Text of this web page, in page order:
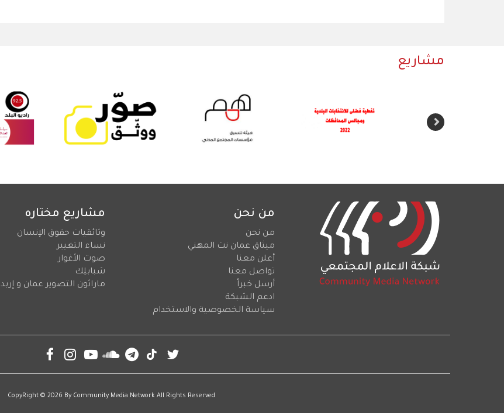
مشاريع
من نحن
من نحن
ميثاق عمان نت المهني
أعلن معنا
تواصل معنا
أرسل خبراً
ادعم الشبكة
سياسة الخصوصية والاستخدام
مشاريع مختاره
وثائقيات حقوق الإنسان
نساء التغيير
صوت الأغوار
شبابلِك
ماراثون التصوير عمان و إربد
CopyRight © 2026 By Community Media Network All Rights Reserved